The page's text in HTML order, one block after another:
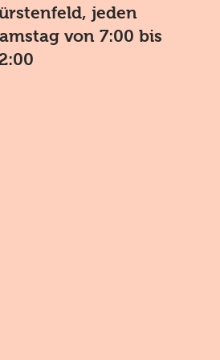
jeden
von 7:00 bis